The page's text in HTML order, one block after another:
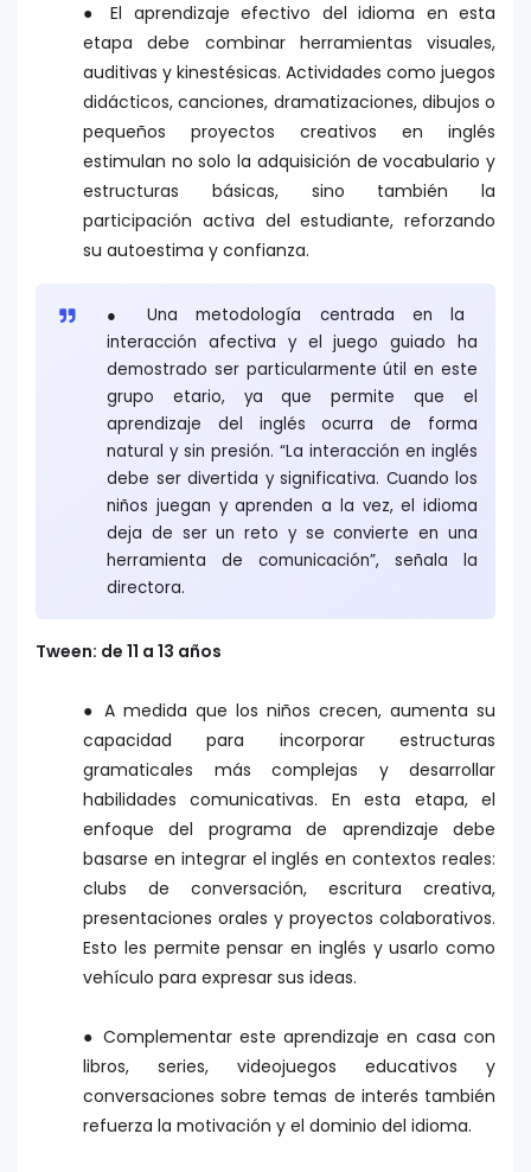
● El aprendizaje efectivo del idioma en esta
etapa debe combinar herramientas visuales,
auditivas y kinestésicas. Actividades como juegos
didácticos, canciones, dramatizaciones, dibujos o
pequeños proyectos creativos en inglés
estimulan no solo la adquisición de vocabulario y
estructuras básicas, sino también la
participación activa del estudiante, reforzando
su autoestima y confianza.
● Una metodología centrada en la
interacción afectiva y el juego guiado ha
demostrado ser particularmente útil en este
grupo etario, ya que permite que el
aprendizaje del inglés ocurra de forma
natural y sin presión. “La interacción en inglés
debe ser divertida y significativa. Cuando los
niños juegan y aprenden a la vez, el idioma
deja de ser un reto y se convierte en una
herramienta de comunicación”, señala la
directora.
Tween: de 11 a 13 años
● A medida que los niños crecen, aumenta su
capacidad para incorporar estructuras
gramaticales más complejas y desarrollar
habilidades comunicativas. En esta etapa, el
enfoque del programa de aprendizaje debe
basarse en integrar el inglés en contextos reales:
clubs de conversación, escritura creativa,
presentaciones orales y proyectos colaborativos.
Esto les permite pensar en inglés y usarlo como
vehículo para expresar sus ideas.
● Complementar este aprendizaje en casa con
libros, series, videojuegos educativos y
conversaciones sobre temas de interés también
refuerza la motivación y el dominio del idioma.